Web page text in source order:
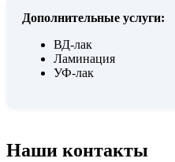
Дополнительные услуги:
ВД-лак
Ламинация
УФ-лак
Наши контакты